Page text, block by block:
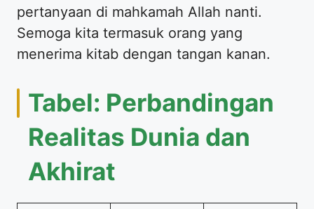
pertanyaan di mahkamah Allah nanti.
Semoga kita termasuk orang yang
menerima kitab dengan tangan kanan.
Tabel: Perbandingan
Realitas Dunia dan
Akhirat